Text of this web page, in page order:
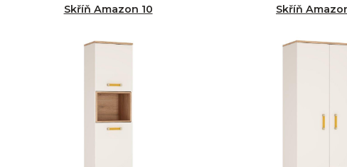
Skříň Amazon 10 Skříň